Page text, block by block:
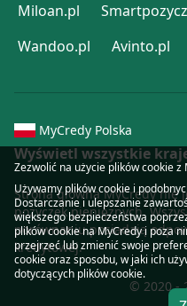
Miloan.pl
Wandoo.pl
Avinto.pl
MyCredy Polska
Wyświetl wszystkie
Strona główna MyCredy nie
pożyczek pieniężnych.
porównaniu posiadają
kredytowej.
© 2020 -
Zezwolić na użycie plików cookie
Używamy plikówcookiei
Dostarczanie i ulepszanie
większego bezpieczeństwa
plików cookie na MyCredy i poza
przejrzeć lub zmienić swoje
cookie oraz sposobu, w jaki ich
dotyczących plikówcookie.